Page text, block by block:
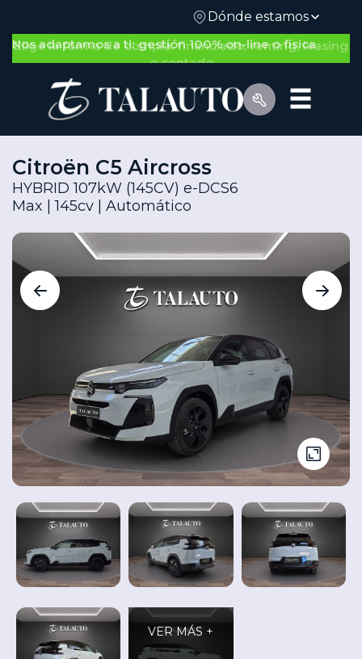
Dónde estamos
Nos adaptamos a ti: gestión 100% on-line o física
Por Tipo de Vehículo
Vehículos
nuevos
Seminuevos
y
Ocasión
Cita
Taller
Citroën C5 Aircross
HYBRID 107kW (145CV) e-DCS6
Max | 145cv | Automático
VER MÁS +